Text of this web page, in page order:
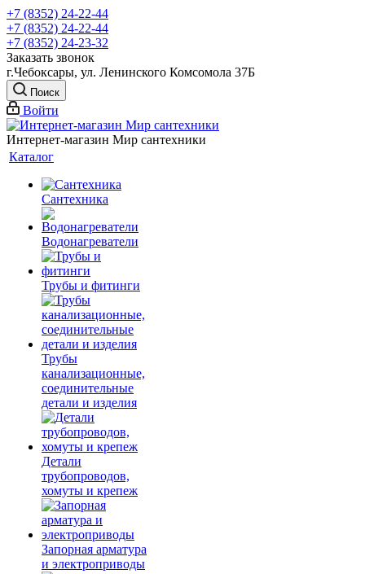
+7 (8352) 24-22-44
+7 (8352) 24-22-44
+7 (8352) 24-23-32
Заказать звонок
г.Чебоксары, ул. Ленинского Комсомола 37Б
Поиск
Войти
Интернет-магазин Мир сантехники
Каталог
Сантехника
Водонагреватели
Трубы и фитинги
Трубы
канализационные,
соединительные
детали и изделия
Детали
трубопроводов,
хомуты и крепеж
Запорная арматура
и электроприводы